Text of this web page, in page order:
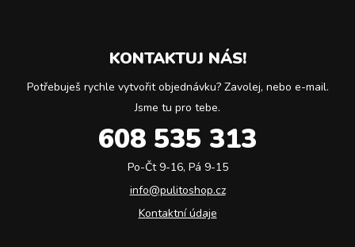
KONTAKTUJ NÁS!
Potřebuješ rychle vytvořit objednávku? Zavolej, nebo e-mail.
Jsme tu pro tebe.
608 535 313
Po-Čt 9-16, Pá 9-15
info@pulitoshop.cz
Kontaktní údaje